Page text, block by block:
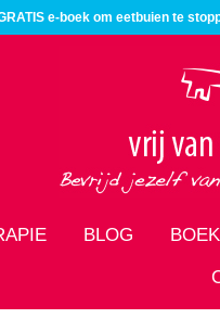
e-boek om eetbuien te
BLOG